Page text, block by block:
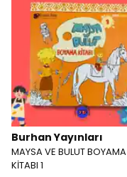
Burhan Yayınları
MAYSA VE BULUT BOYAMA
KİTABI 1